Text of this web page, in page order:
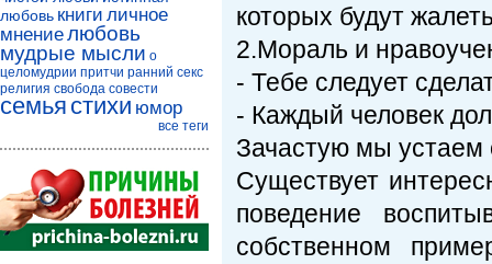
которых будут
2.Мораль и
- Тебе следует
- Каждый человек
Зачастую мы
Существует
поведение
собственном
любовь книги личное
мнениелюбовь
мудрые мысли о
целомудрии притчи ранний секс
религия свобода совести
семья стихи юмор
все теги